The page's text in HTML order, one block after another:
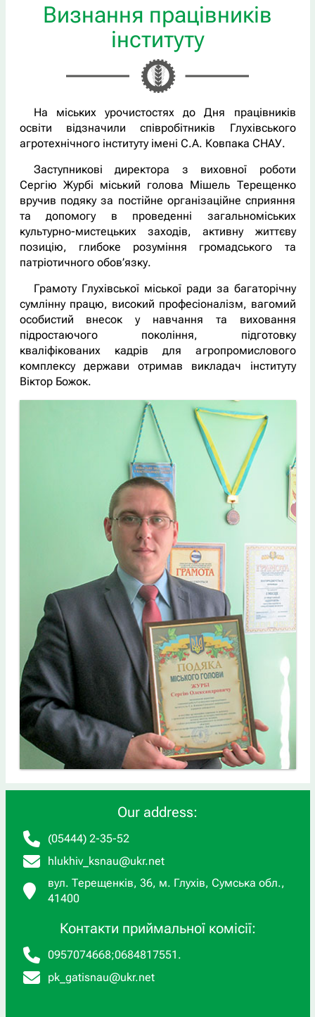
Визнання працівників
інституту
На міських урочистостях до Дня працівників
освіти відзначили співробітників Глухівського
агротехнічного інституту імені С.А. Ковпака СНАУ.
Заступникові директора з виховної роботи
Сергію Журбі міський голова Мішель Терещенко
вручив подяку за постійне організаційне сприяння
та допомогу в проведенні загальноміських
культурно-мистецьких заходів, активну життєву
позицію, глибоке розуміння громадського та
патріотичного обов’язку.
Грамоту Глухівської міської ради за багаторічну
сумлінну працю, високий професіоналізм, вагомий
особистий внесок у навчання та виховання
підростаючого покоління, підготовку
кваліфікованих кадрів для агропромислового
комплексу держави отримав викладач інституту
Віктор Божок.
Our address:
(05444) 2-35-52
hlukhiv_ksnau@ukr.net
вул. Терещенків, 36, м. Глухів, Сумська обл.,
41400
Контакти приймальної комісії:
0957074668;0684817551 .
pk_gatisnau@ukr.net